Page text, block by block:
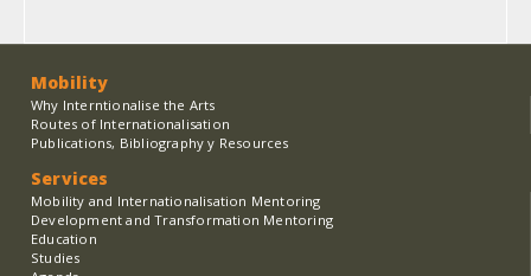
Mobility
Why Interntionalise the Arts
Routes of Internationalisation
Publications, Bibliography y Resources
Services
Mobility and Internationalisation Mentoring
Development and Transformation Mentoring
Education
Studies